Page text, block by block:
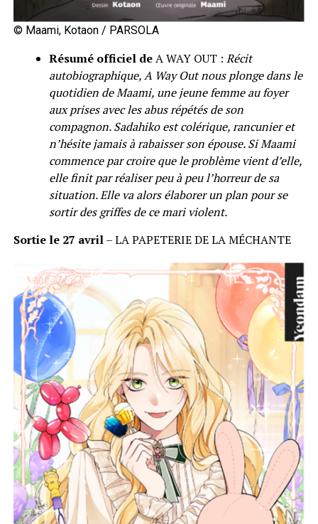
© Maami, Kotaon / PARSOLA
Résumé officiel deA WAY OUT : Récit
autobiographique, A Way Out nous plonge dans le
quotidien de Maami, une jeune femme au foyer
aux prises avec les abus répétés de son
compagnon. Sadahiko est colérique, rancunier et
n’hésite jamais à rabaisser son épouse. Si Maami
commence par croire que le problème vient d’elle,
elle finit par réaliser peu à peu l’horreur de sa
situation. Elle va alors élaborer un plan pour se
sortir des griffes de ce mari violent.
Sortie le 27 avril– LA PAPETERIE DE LA MÉCHANTE